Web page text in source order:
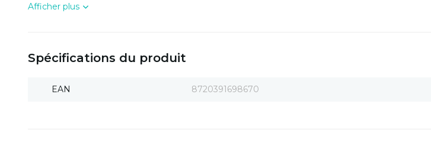
Afficher plus
Spécifications du produit
EAN 8720391698670